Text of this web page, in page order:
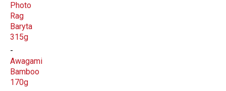
Photo
Rag
Baryta
315g
Awagami
Bamboo
170g